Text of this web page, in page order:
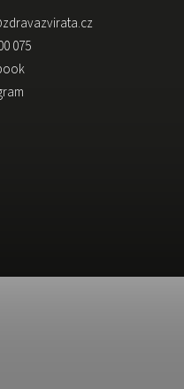
zdravazvirata.cz
075